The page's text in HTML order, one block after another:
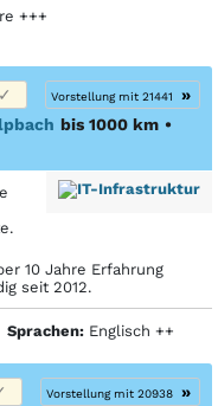
+++
Vorstellung mit 21441
»
bis 1000 km •
10 Jahre Erfahrung
seit 2012.
Sprachen: Englisch ++
Vorstellung mit 20938
»